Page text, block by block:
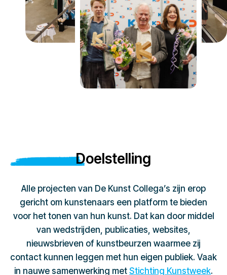
Doelstelling
Alle projecten van De Kunst Collega’s zijn erop
gericht om kunstenaars een platform te bieden
voor het tonen van hun kunst. Dat kan door middel
van wedstrijden, publicaties, websites,
nieuwsbrieven of kunstbeurzen waarmee zij
contact kunnen leggen met hun eigen publiek. Vaak
in nauwe samenwerking met Stichting Kunstweek.